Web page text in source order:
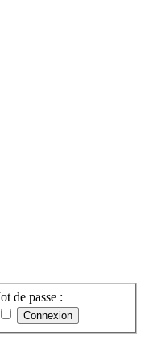
de passe :